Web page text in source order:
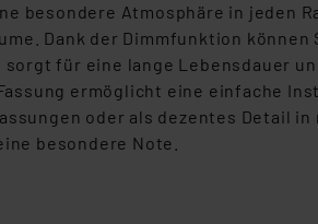
besondere Atmosphäre in jeden
Dank der Dimmfunktion
für eine lange Lebensdauer
ermöglicht eine einfache
oder als dezentes Detail in
besondere Note.